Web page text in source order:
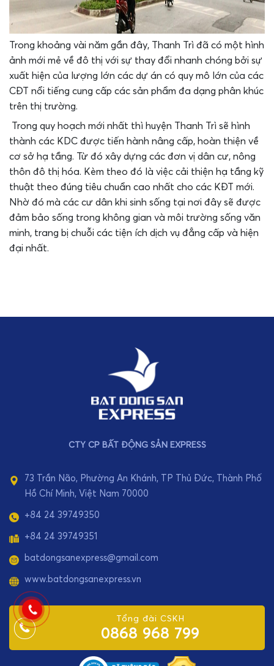
Trong khoảng vài năm gần đây, Thanh Trì đã có một hình
ảnh mới mẻ về đô thị với sự thay đổi nhanh chóng bởi sự
xuất hiện của lượng lớn các dự án có quy mô lớn của các
CĐT nổi tiếng cung cấp các sản phẩm đa dạng phân khúc
trên thị trường.
Trong quy hoạch mới nhất thì huyện Thanh Trì sẽ hình
thành các KDC được tiến hành nâng cấp, hoàn thiện về
cơ sở hạ tầng. Từ đó xây dựng các đơn vị dân cư, nông
thôn đô thị hóa. Kèm theo đó là việc cải thiện hạ tầng kỹ
thuật theo đúng tiêu chuẩn cao nhất cho các KĐT mới.
Nhờ đó mà các cư dân khi sinh sống tại nơi đây sẽ được
đảm bảo sống trong không gian và môi trường sống văn
minh, trang bị chuỗi các tiện ích dịch vụ đẳng cấp và hiện
đại nhất.
CTY CP BẤT ĐỘNG SẢN EXPRESS
73 Trần Não, Phường An Khánh, TP Thủ Đức, Thành Phố
Hồ Chí Minh, Việt Nam 70000
+84 24 39749350
+84 24 39749351
batdongsanexpress@gmail.com
www.batdongsanexpress.vn
Tổng đài CSKH
0868 968 799